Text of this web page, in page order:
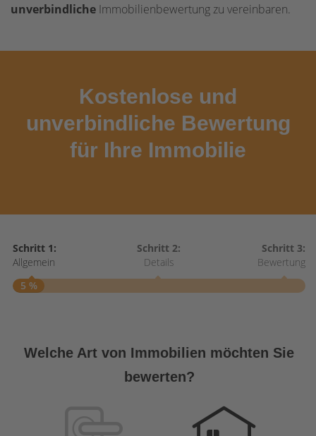
unverbindliche Immobilienbewertung zu vereinbaren.
Kostenlose und
unverbindliche Bewertung
für Ihre Immobilie
Schritt 1:
Allgemein
Schritt 2:
Details
Schritt 3:
Bewertung
5 %
Welche Art von Immobilien möchten Sie
bewerten?